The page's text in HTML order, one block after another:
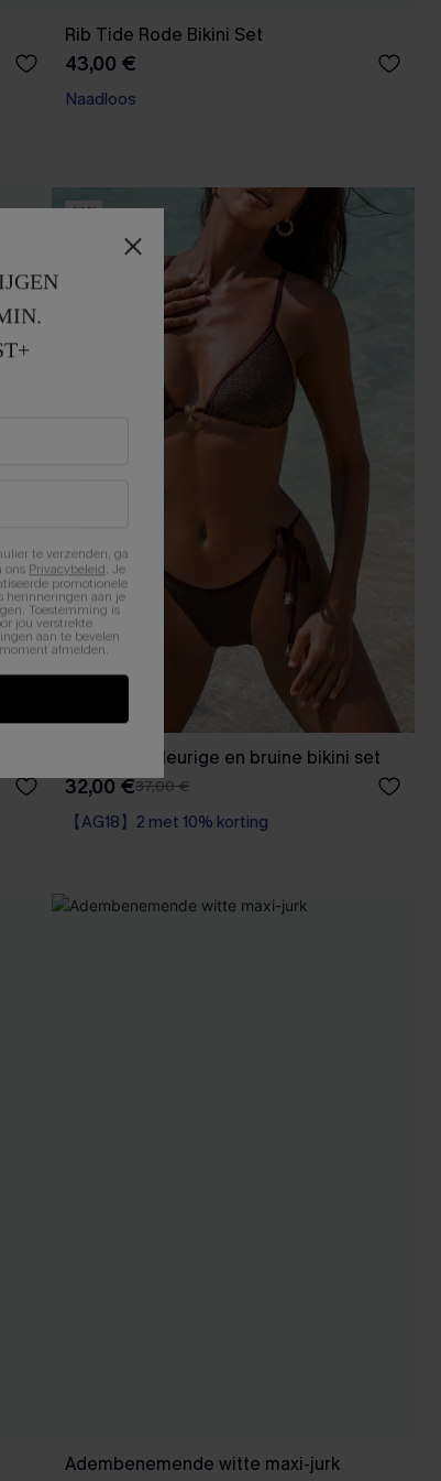
Rib Tide Rode Bikini Set
43,00 €
【AG18】2 met 10% korting
Naadloos
-14%
Kokosnootkleurige en bruine bikini set
32,00 €37,00 €
【AG18】2 met 10% korting
Adembenemende witte maxi-jurk
te verzenden, ga
ons Privacybeleid. Je
promotionele
herinneringen aan je
Toestemming is
jou verstrekte
aan te bevelen
afmelden.